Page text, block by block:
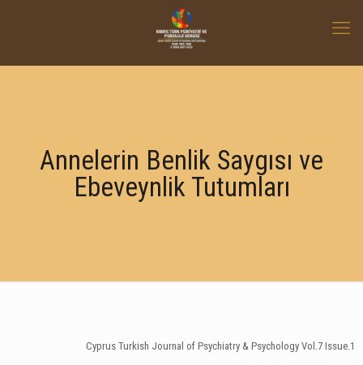
Annelerin Benlik Saygısı ve
Ebeveynlik Tutumları
Cyprus Turkish Journal of Psychiatry & Psychology Vol.7 Issue.1